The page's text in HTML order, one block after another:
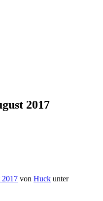
2017
2017 von Huck unter